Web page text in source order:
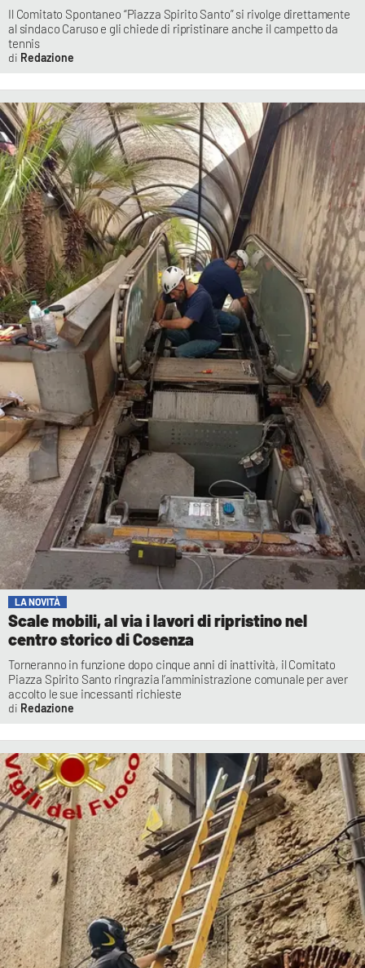
Il Comitato Spontaneo “Piazza Spirito Santo” si rivolge direttamente
al sindaco Caruso e gli chiede di ripristinare anche il campetto da
tennis
Redazione
LA NOVITÀ
Scale mobili, al via i lavori di ripristino nel
centro storico di Cosenza
Torneranno in funzione dopo cinque anni di inattività, il Comitato
Piazza Spirito Santo ringrazia l’amministrazione comunale per aver
accolto le sue incessanti richieste
Redazione